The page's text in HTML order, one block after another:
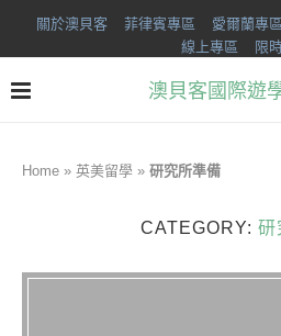
關於澳貝客 菲律賓專區 愛爾蘭專區
線上專區
限
澳貝客國際遊
Home » 英美留學 » 研究所準備
CATEGORY: 研